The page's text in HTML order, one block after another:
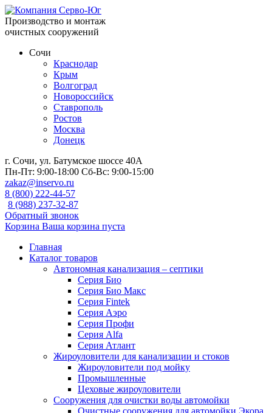
Производство и монтаж
очистных сооружений
Сочи
Краснодар
Крым
Волгоград
Новороссийск
Ставрополь
Ростов
Москва
Донецк
г. Сочи, ул. Батумское шоссе 40А
Пн-Пт: 9:00-18:00 Сб-Вс: 9:00-15:00
zakaz@inservo.ru
8 (800) 222-44-57
8 (988) 237-32-87
Обратный звонок
Корзина Ваша корзина пуста
Главная
Каталог товаров
Автономная канализация – септики
Серия Био
Серия Био Макс
Серия Fintek
Серия Аэро
Серия Профи
Серия Alfa
Серия Атлант
Жироуловители для канализации и стоков
Жироуловители под мойку
Промышленные
Цеховые жироуловители
Сооружения для очистки воды автомойки
Очистные сооружения для автомойки Экора